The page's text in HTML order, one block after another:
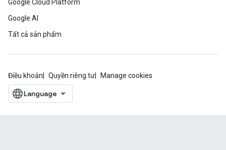
Google Cloud Platform
Google AI
Tất cả sản phẩm
Điều khoản Quyền riêng tư Manage cookies